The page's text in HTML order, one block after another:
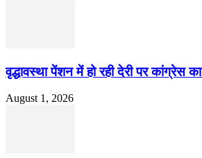
वृद्धावस्था पेंशन में हो रही देरी पर कांग्रेस
August 1, 2026